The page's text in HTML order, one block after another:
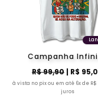
Campanha
R$ 99,90| R$
à vista no pix ou em até 6x de R$
juros